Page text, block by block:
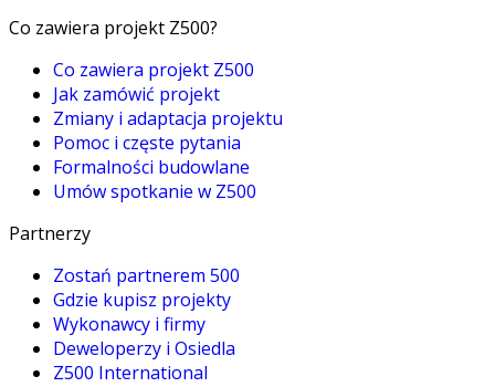
Co zawiera projekt Z500?
Co zawiera projekt Z500
Jak zamówić projekt
Zmiany i adaptacja projektu
Pomoc i częste pytania
Formalności budowlane
Umów spotkanie w Z500
Partnerzy
Zostań partnerem 500
Gdzie kupisz projekty
Wykonawcy i firmy
Deweloperzy i Osiedla
Z500 International